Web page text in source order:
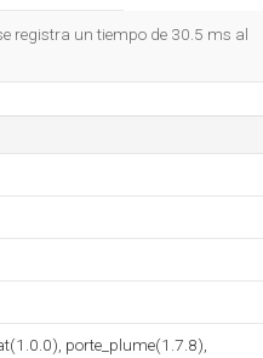
registra un tiempo de 30.5 ms al
porte_plume(1.7.8),